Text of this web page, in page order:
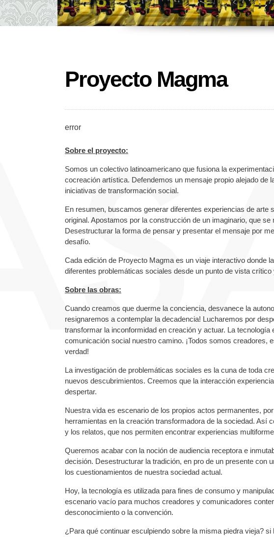
Proyecto Magma
error
Sobre el proyecto:
Somos un colectivo latinoamericano que fusiona la
cocreación artística. Defendemos un mensaje propio alejado de
iniciativas de transformación social.
En resumen, buscamos generar diferentes experiencias de
original. Apostamos por la construcción de un imaginario, que
Desestructurar la forma de pensar y presentar el mensaje por
desafío.
Cada edición de Proyecto Magma es un viaje interactivo donde
diferentes problemáticas sociales desde un punto de vista crítico
Sobre las obras:
Cuando creamos que duerme la conciencia, desvanece la
resignaremos a contemplar la decadencia! Lucharemos por
transformar la inconformidad en creación y actuar. La
comunicación social nuestro camino. ¡Todos somos creadores,
verdad!
La investigación de problemáticas sociales es la cuna de toda
nuevos descubrimientos. Creemos que la interacción
despertar.
Nuestra vida es escenario de los propios actos permanentes,
herramientas en la creación transformadora de la sociedad. Así
y los relatos, que nos permiten encontrar experiencias
Queremos acabar con la noción de audiencia receptora e
decisión. Desestructurar la tradición, en pro de un presente con
los cuestionamientos de nuestra sociedad actual.
Hoy, la tecnología es utilizada para fines de consumo y
escenario vacío para muchos creadores y comunicadores
desconocimiento o la convención.
¿Para qué continuar esculpiendo sobre la misma piedra vieja?